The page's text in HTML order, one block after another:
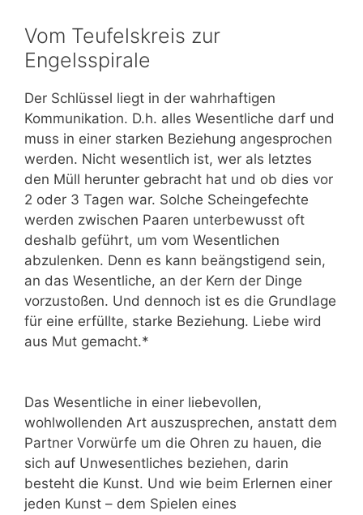
Vom Teufelskreis zur
Engelsspirale
Der Schlüssel liegt in der wahrhaftigen
Kommunikation. D.h. alles Wesentliche darf und
muss in einer starken Beziehung angesprochen
werden. Nicht wesentlich ist, wer als letztes
den Müll herunter gebracht hat und ob dies vor
2 oder 3 Tagen war. Solche Scheingefechte
werden zwischen Paaren unterbewusst oft
deshalb geführt, um vom Wesentlichen
abzulenken. Denn es kann beängstigend sein,
an das Wesentliche, an der Kern der Dinge
vorzustoßen. Und dennoch ist es die Grundlage
für eine erfüllte, starke Beziehung. Liebe wird
aus Mut gemacht.*
Das Wesentliche in einer liebevollen,
wohlwollenden Art auszusprechen, anstatt dem
Partner Vorwürfe um die Ohren zu hauen, die
sich auf Unwesentliches beziehen, darin
besteht die Kunst. Und wie beim Erlernen einer
jeden Kunst – dem Spielen eines